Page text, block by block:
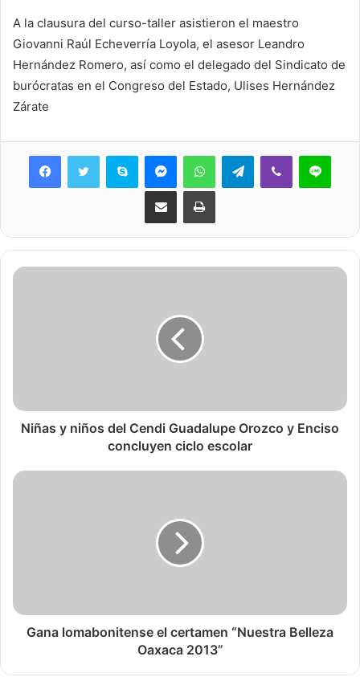
A la clausura del curso-taller asistieron el maestro
Giovanni Raúl Echeverría Loyola, el asesor Leandro
Hernández Romero, así como el delegado del Sindicato de
burócratas en el Congreso del Estado, Ulises Hernández
Zárate
Skype MessengerWhatsAppTelegramViber Line
Share via Email Print
Niñas y niños del Cendi Guadalupe Orozco y Enciso
concluyen ciclo escolar
Gana lomabonitense el certamen “Nuestra Belleza
Oaxaca 2013”